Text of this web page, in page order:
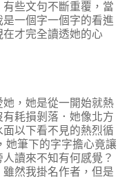
些文句不斷重覆，當
一個字一個字的看進
才完全讀透她的心
，她是從一開始就熱
耗損剝落．她像北方
以下看不見的熱烈循
她筆下的字字擔心竟讓
讀來不知有何感覺？
然我掛名作者，但是